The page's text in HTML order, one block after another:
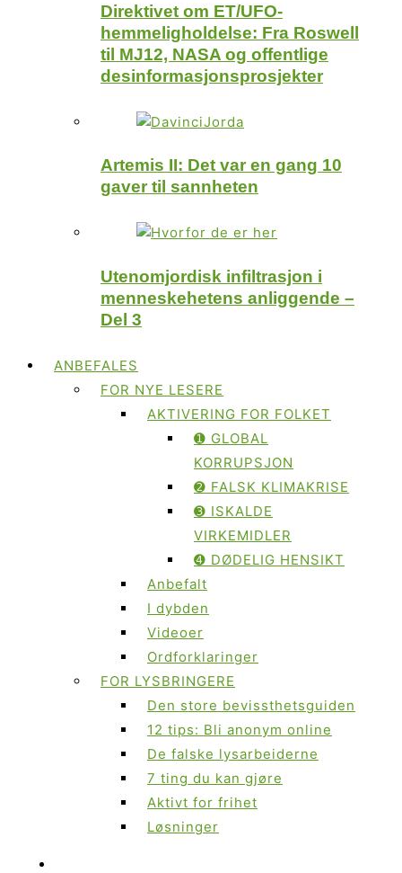
Direktivet om ET/UFO-
hemmeligholdelse: Fra Roswell
til MJ12, NASA og offentlige
desinformasjonsprosjekter
Artemis II: Det var en gang 10
gaver til sannheten
Utenomjordisk infiltrasjon i
menneskehetens anliggende –
Del 3
ANBEFALES
FOR NYE LESERE
AKTIVERING FOR FOLKET
➊ GLOBAL
KORRUPSJON
➋ FALSK KLIMAKRISE
➌ ISKALDE
VIRKEMIDLER
➍ DØDELIG HENSIKT
Anbefalt
I dybden
Videoer
Ordforklaringer
FOR LYSBRINGERE
Den store bevissthetsguiden
12 tips: Bli anonym online
De falske lysarbeiderne
7 ting du kan gjøre
Aktivt for frihet
Løsninger